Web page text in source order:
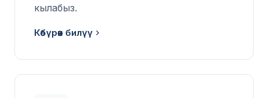
кылабыз.
Көбүрөөк билүү